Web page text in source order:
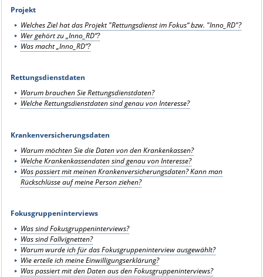
Projekt
Welches Ziel hat das Projekt "Rettungsdienstim Fokus“ bzw. "Inno_RD"?
Wer gehört zu „Inno_RD“?
Was macht „Inno_RD“?
Rettungsdienstdaten
Warum brauchen Sie Rettungsdienstdaten?
Welche Rettungsdienstdaten sind genau von Interesse?
Krankenversicherungsdaten
Warum möchten Sie die Daten von den Krankenkassen?
Welche Krankenkassendaten sind genau von Interesse?
Was passiert mit meinen Krankenversicherungsdaten? Kann man
Rückschlüsse auf meine Person ziehen?
Fokusgruppeninterviews
Was sind Fokusgruppeninterviews?
Was sind Fallvignetten?
Warum wurde ich für das Fokusgruppeninterview ausgewählt?
Wie erteile ich meine Einwilligungserklärung?
Was passiert mit den Daten aus den Fokusgruppeninterviews?